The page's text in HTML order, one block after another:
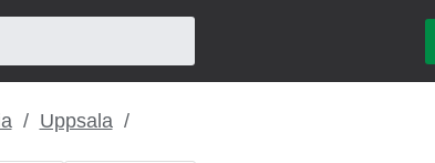
Uppsala